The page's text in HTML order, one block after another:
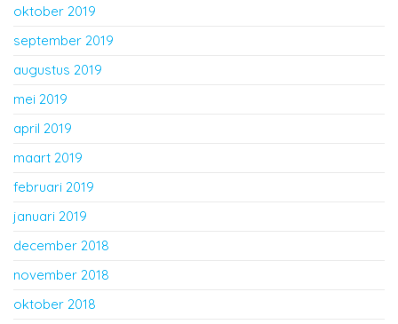
oktober 2019
september 2019
augustus 2019
mei 2019
april 2019
maart 2019
februari 2019
januari 2019
december 2018
november 2018
oktober 2018